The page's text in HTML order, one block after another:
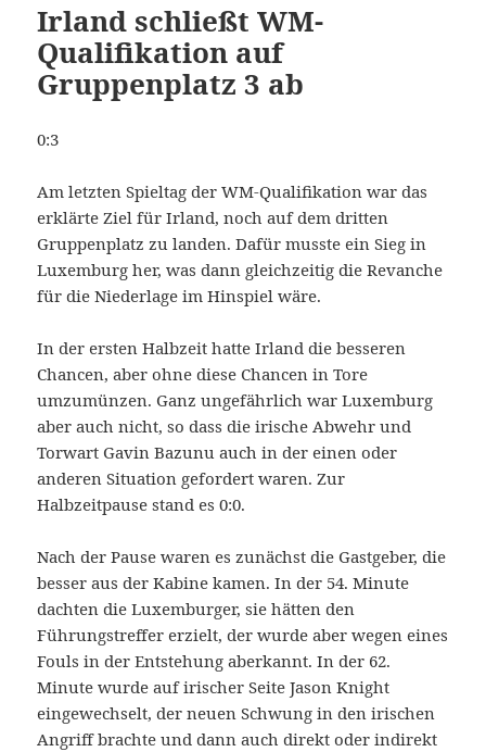
Irland schließt WM-
Qualifikation auf
Gruppenplatz 3 ab
0:3
Am letzten Spieltag der WM-Qualifikation war das
erklärte Ziel für Irland, noch auf dem dritten
Gruppenplatz zu landen. Dafür musste ein Sieg in
Luxemburg her, was dann gleichzeitig die Revanche
für die Niederlage im Hinspiel wäre.
In der ersten Halbzeit hatte Irland die besseren
Chancen, aber ohne diese Chancen in Tore
umzumünzen. Ganz ungefährlich war Luxemburg
aber auch nicht, so dass die irische Abwehr und
Torwart Gavin Bazunu auch in der einen oder
anderen Situation gefordert waren. Zur
Halbzeitpause stand es 0:0.
Nach der Pause waren es zunächst die Gastgeber, die
besser aus der Kabine kamen. In der 54. Minute
dachten die Luxemburger, sie hätten den
Führungstreffer erzielt, der wurde aber wegen eines
Fouls in der Entstehung aberkannt. In der 62.
Minute wurde auf irischer Seite Jason Knight
eingewechselt, der neuen Schwung in den irischen
Angriff brachte und dann auch direkt oder indirekt